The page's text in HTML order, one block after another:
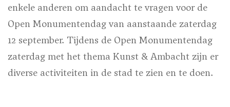
enkele anderen om aandacht te vragen voor de
Open Monumentendag van aanstaande zaterdag
12 september. Tijdens de Open Monumentendag
zaterdag met het thema Kunst & Ambacht zijn er
diverse activiteiten in de stad te zien en te doen.